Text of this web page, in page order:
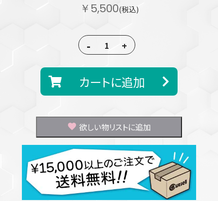
￥5,500(税込)
- +
カートに追加
欲しい物リストに追加